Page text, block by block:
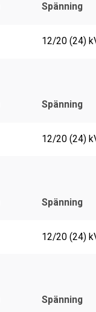
Spänning
12/20 (24)
Spänning
12/20 (24)
Spänning
12/20 (24)
Spänning